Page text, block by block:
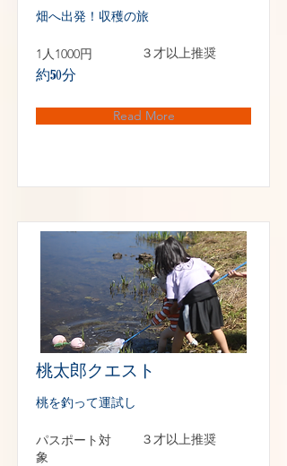
畑へ出発！収穫の旅
1人1000円 ３才以上推奨
約50分
Read More
桃太郎クエスト
桃を釣って運試し
パスポート対
象
３才以上推奨